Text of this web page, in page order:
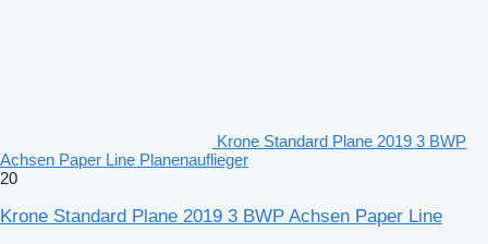
Krone Standard Plane 2019 3 BWP
Achsen Paper Line Planenauflieger
20
Krone Standard Plane 2019 3 BWP Achsen Paper Line